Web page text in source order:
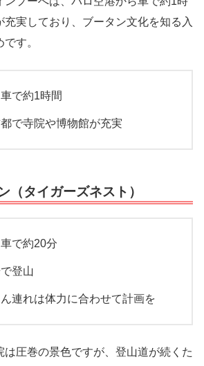
充実しており、ブータン文化を知る入
す。
で約1時間
で寺院や博物館が充実
（タイガーズネスト）
で約20分
登山
連れは体力に合わせて計画を
は圧巻の景色ですが、登山道が続くた